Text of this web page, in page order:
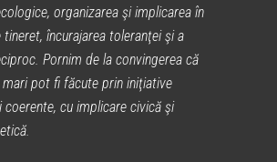
organizarea şi implicarea în
încurajarea toleranţei şi a
Pornim de la convingerea că
pot fi făcute prin iniţiative
coerente, cu implicare civică şi